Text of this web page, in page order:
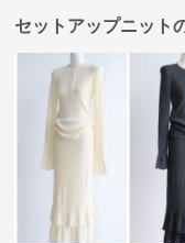
セットアップニット